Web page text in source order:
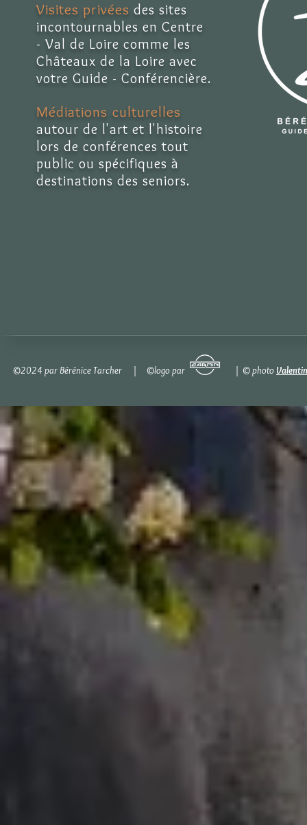
Visites privées des sites
incontournables en Centre
- Val de Loire comme les
Châteaux de la Loire avec
votre Guide - Conférencière.
Médiations culturelles
autour de l'art et l'histoire
lors de conférences tout
public ou spécifiques à
destinations des seniors.
©2024 par Bérénice Tarcher | ©logo par | © photo